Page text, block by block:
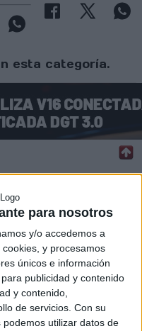
para nosotros
y/o accedemos a
y procesamos
únicos e información
publicidad y contenido
y contenido,
de servicios. Con su
utilizar datos de
esta categoría.